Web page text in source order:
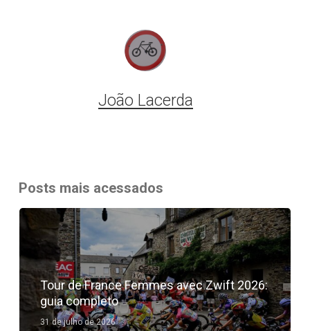
João Lacerda
Posts mais acessados
Tour de France Femmes avec Zwift 2026:
guia completo
31 de julho de 2026